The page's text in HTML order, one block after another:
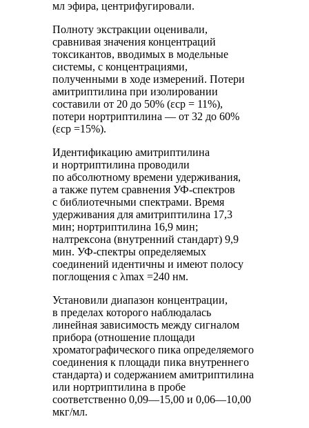
мл эфира, центрифугировали.
Полноту экстракции оценивали,
сравнивая значения концентраций
токсикантов, вводимых в модельные
системы, с концентрациями,
полученными в ходе измерений. Потери
амитриптилина при изолировании
составили от 20 до 50% (εср = 11%),
потери нортриптилина — от 32 до 60%
(εср =15%).
Идентификацию амитриптилина
и нортриптилина проводили
по абсолютному времени удерживания,
а также путем сравнения УФ-спектров
с библиотечными спектрами. Время
удерживания для амитриптилина 17,3
мин; нортриптилина 16,9 мин;
налтрексона (внутренний стандарт) 9,9
мин. УФ-спектры определяемых
соединений идентичны и имеют полосу
поглощения с λmax =240 нм.
Установили диапазон концентрации,
в пределах которого наблюдалась
линейная зависимость между сигналом
прибора (отношение площади
хроматографического пика определяемого
соединения к площади пика внутреннего
стандарта) и содержанием амитриптилина
или нортриптилина в пробе
соответственно 0,09—15,00 и 0,06—10,00
мкг/мл.